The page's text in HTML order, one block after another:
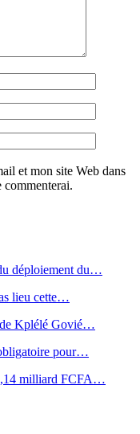
et mon site Web dans
commenterai.
déploiement du…
lieu cette…
de Kplélé Govié…
pour…
milliard FCFA…